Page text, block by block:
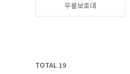
무릎보호대
TOTAL 19